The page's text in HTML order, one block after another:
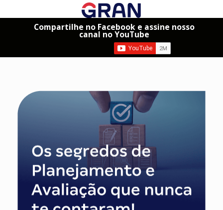
Compartilhe no Facebook e assine nosso
canal no YouTube